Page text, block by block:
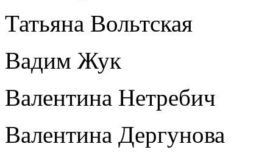
Татьяна Вольтская
Вадим Жук
Валентина Нетребич
Валентина Дергунова